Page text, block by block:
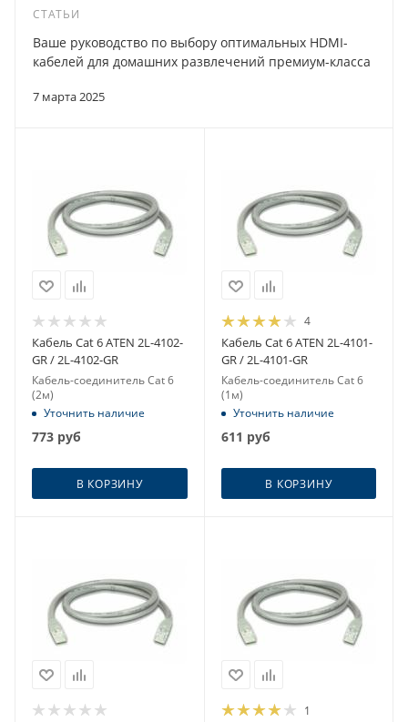
СТАТЬИ
7 марта 2025
Ваше руководство по выбору оптимальных HDMI-
кабелей для домашних развлечений премиум-класса
Кабель Cat 6 ATEN 2L-4102-
GR / 2L-4102-GR
Кабель-соединитель Cat 6
(2м)
Уточнить наличие
773 руб
В КОРЗИНУ
4
Кабель Cat 6 ATEN 2L-4101-
GR / 2L-4101-GR
Кабель-соединитель Cat 6
(1м)
Уточнить наличие
611 руб
В КОРЗИНУ
1